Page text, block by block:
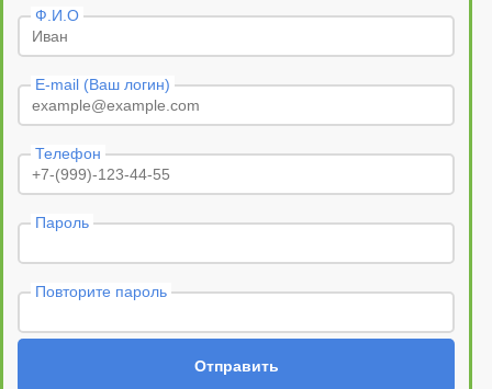
Ф.И.О
E-mail (Ваш логин)
Телефон
Пароль
Повторите пароль
Отправить